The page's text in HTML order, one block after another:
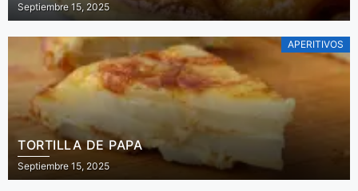
Septiembre 15, 2025
APERITIVOS
TORTILLA DE PAPA
Septiembre 15, 2025